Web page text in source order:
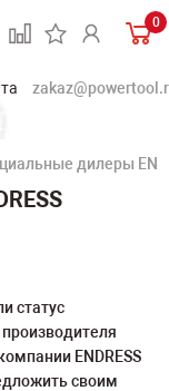
0
дилеры
статус
ENDRESS
своим